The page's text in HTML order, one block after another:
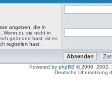
angeben, die in
Wenn du sie nicht in
geändert hast, ist es
registriert hast.
Powered by phpBB © 2000, 2002,
Deutsche Übersetzung